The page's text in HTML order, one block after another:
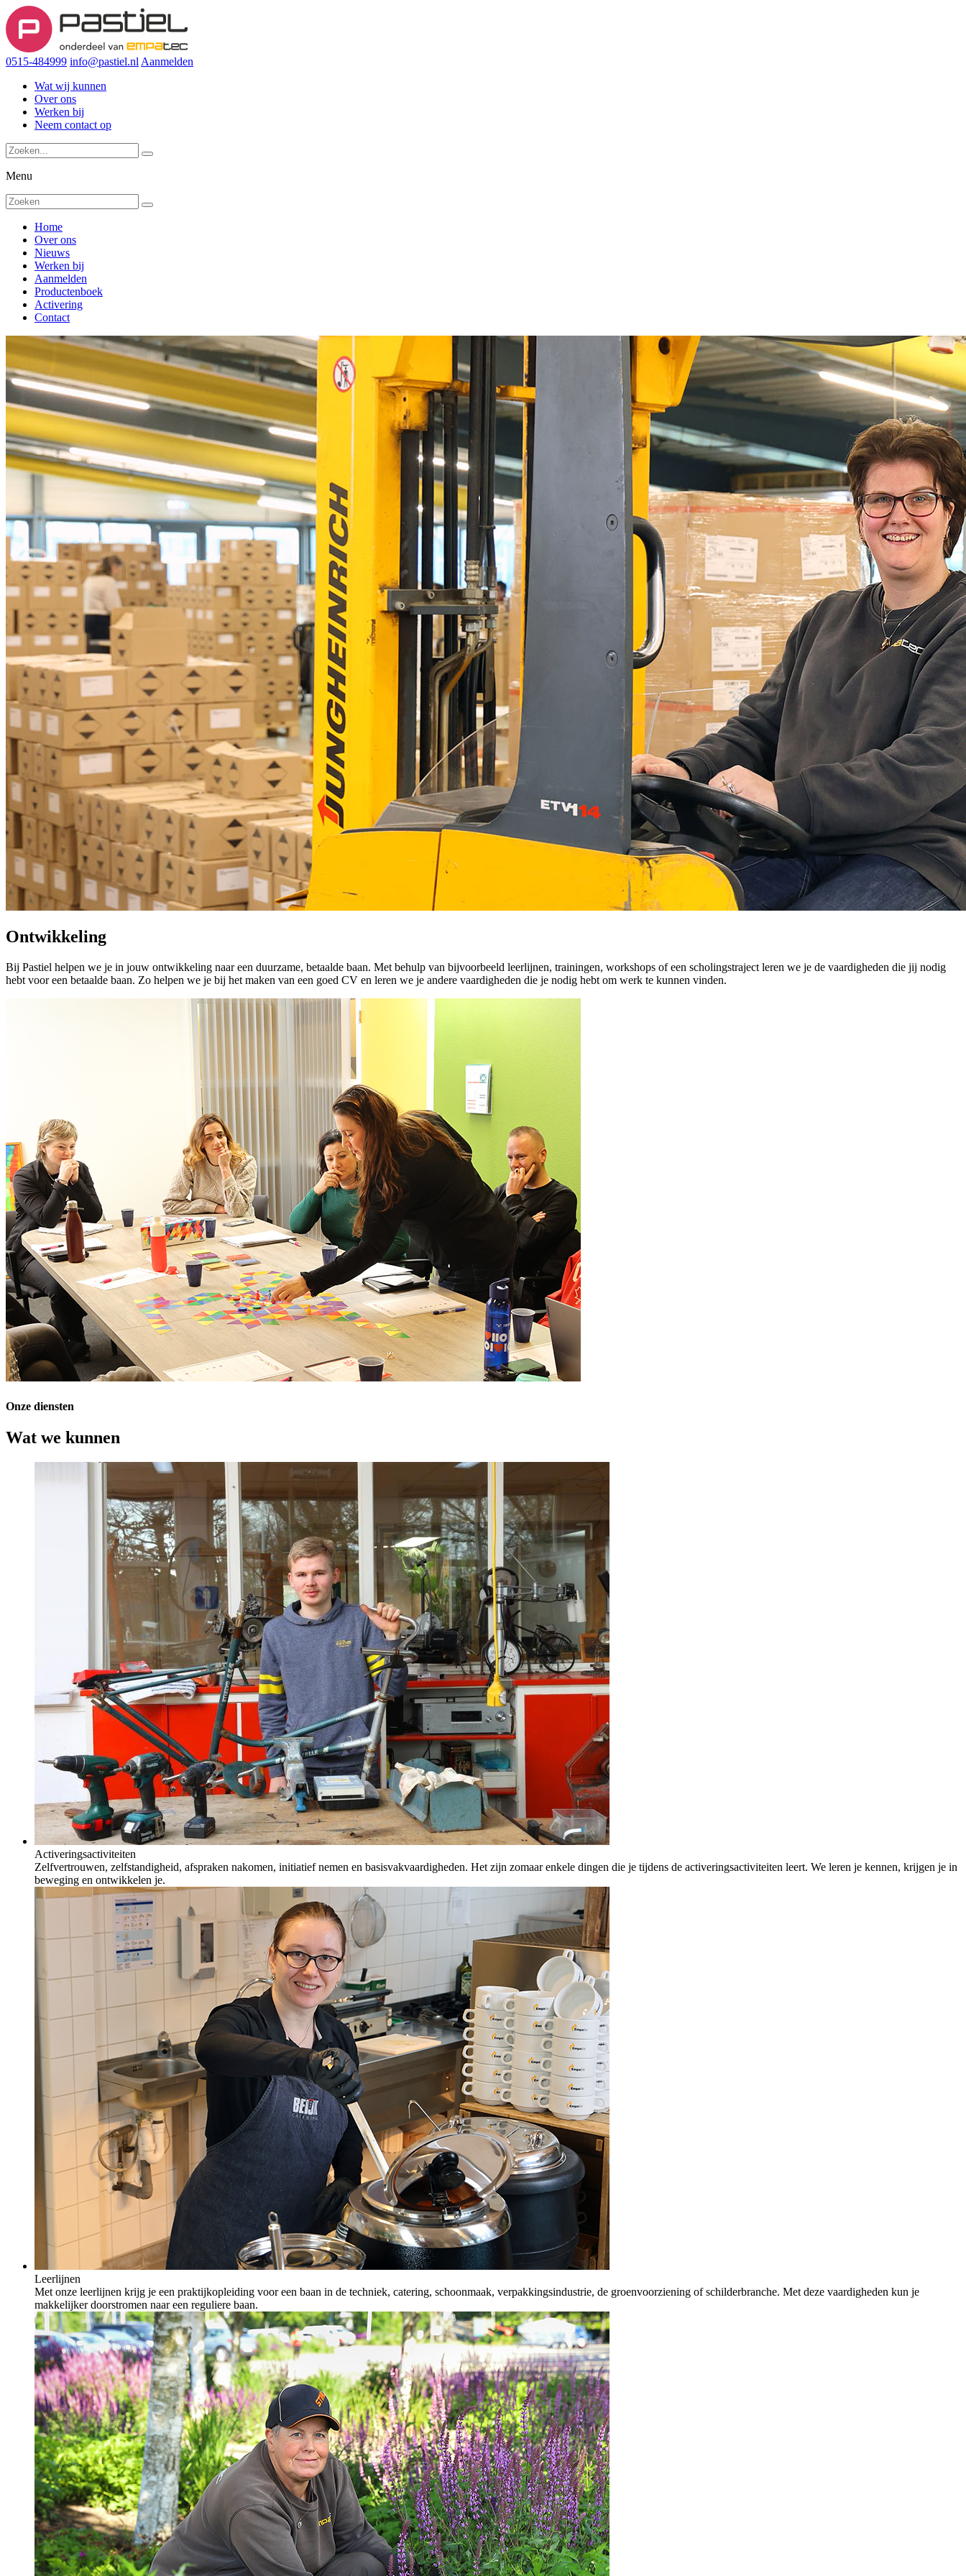
0515-484999 info@pastiel.nl Aanmelden
Wat wij kunnen
Over ons
Werken bij
Neem contact op
Menu
Home
Over ons
Nieuws
Werken bij
Aanmelden
Productenboek
Activering
Contact
Ontwikkeling
Bij Pastiel helpen we je in jouw ontwikkeling naar een duurzame, betaalde baan. Met behulp van bijvoorbeeld leerlijnen, trainingen, workshops of een scholingstraject leren we je de vaardigheden die jij nodig
hebt voor een betaalde baan. Zo helpen we je bij het maken van een goed CV en leren we je andere vaardigheden die je nodig hebt om werk te kunnen vinden.
Onze diensten
Wat we kunnen
Activeringsactiviteiten
Zelfvertrouwen, zelfstandigheid, afspraken nakomen, initiatief nemen en basisvakvaardigheden. Het zijn zomaar enkele dingen die je tijdens de activeringsactiviteiten leert. We leren je kennen, krijgen je in
beweging en ontwikkelen je.
Leerlijnen
Met onze leerlijnen krijg je een praktijkopleiding voor een baan in de techniek, catering, schoonmaak, verpakkingsindustrie, de groenvoorziening of schilderbranche. Met deze vaardigheden kun je
makkelijker doorstromen naar een reguliere baan.